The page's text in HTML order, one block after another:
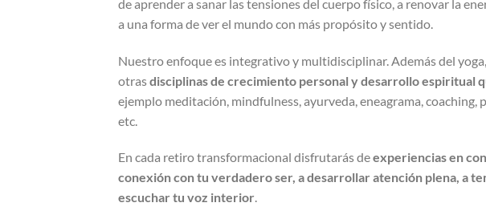
de aprender a sanar las tensiones del cuerpo físico, a renovar la
a una forma de ver el mundo con más propósito y sentido.
Nuestro enfoque es integrativo y multidisciplinar. Además del
otrasdisciplinas de crecimiento personal y desarrollo espiritual
ejemplo meditación, mindfulness, ayurveda, eneagrama,
etc.
En cada retiro transformacional disfrutarás deexperiencias en
conexión con tu verdadero ser, a desarrollar atención plena, a
escuchar tu voz interior.